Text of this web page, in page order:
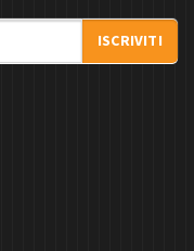
ISCRIVITI